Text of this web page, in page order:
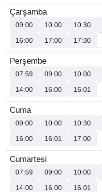
Çarşamba
09:00 10:00 10:30
16:00
17:00 17:30
Perşembe
07:59 09:00 10:00
14:00
16:00 16:01
Cuma
09:00 10:00 10:30
16:00
16:01 17:00
Cumartesi
07:59 09:00 10:00
14:00
16:00 16:01